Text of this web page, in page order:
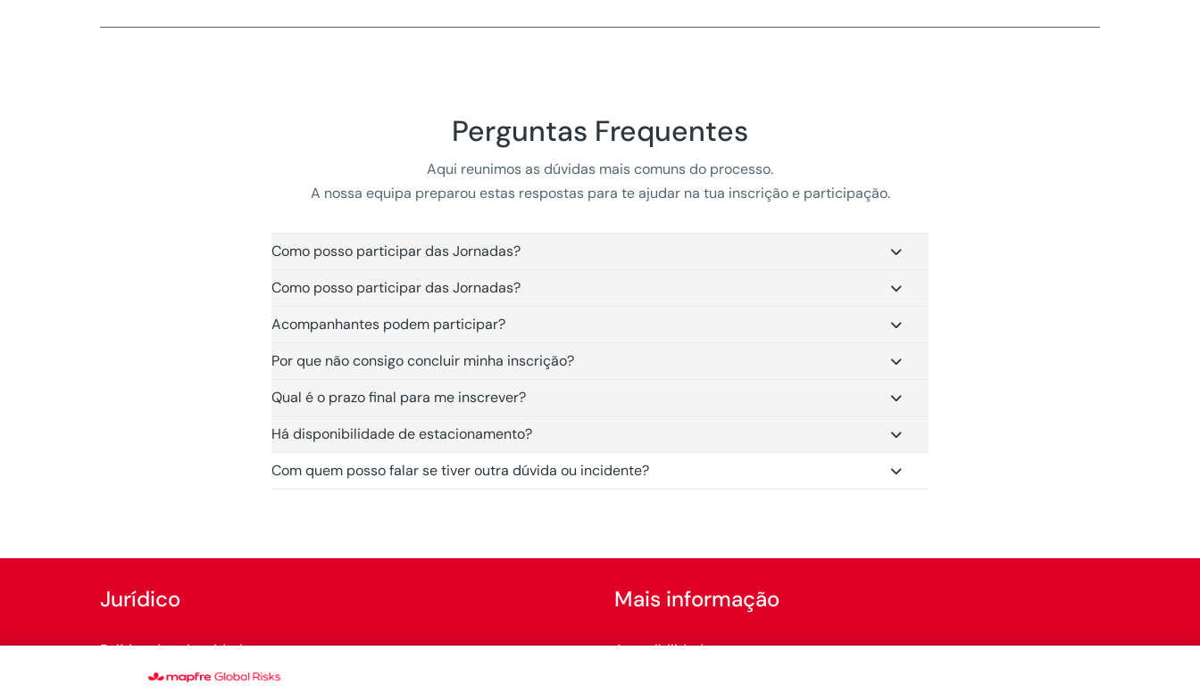
Perguntas Frequentes
Aqui reunimos as dúvidas mais comuns do processo.
A nossa equipa preparou estas respostas para te ajudar na tua inscrição e participação.
Como posso participar das Jornadas?
Como posso participar das Jornadas?
Acompanhantes podem participar?
Por que não consigo concluir minha inscrição?
Qual é o prazo final para me inscrever?
Há disponibilidade de estacionamento?
Com quem posso falar se tiver outra dúvida ou incidente?
Jurídico
Política de privacidade
Mais informação
Acessibilidade